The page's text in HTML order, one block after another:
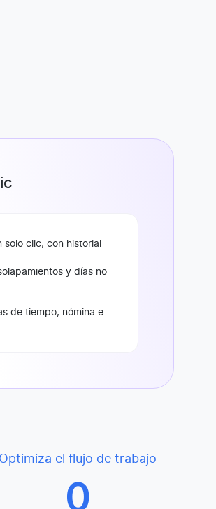
clic, con historial
y días no
de tiempo, nómina e
Optimiza el flujo de trabajo
0